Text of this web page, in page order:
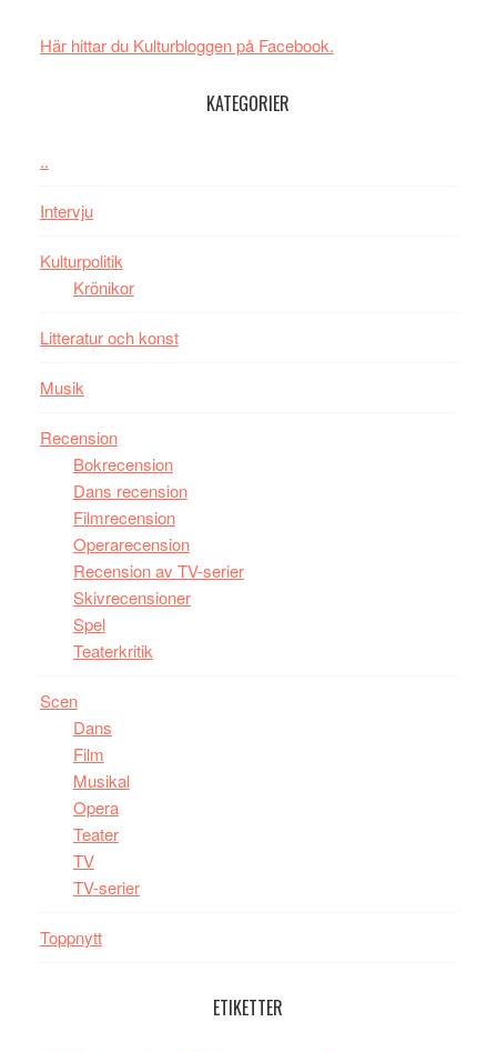
Här hittar du Kulturbloggen på Facebook.
KATEGORIER
..
Intervju
Kulturpolitik
Krönikor
Litteratur och konst
Musik
Recension
Bokrecension
Dans recension
Filmrecension
Operarecension
Recension av TV-serier
Skivrecensioner
Spel
Teaterkritik
Scen
Dans
Film
Musikal
Opera
Teater
TV
TV-serier
Toppnytt
ETIKETTER